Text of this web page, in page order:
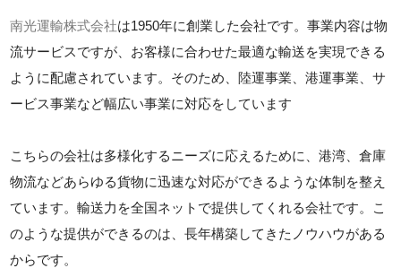
南光運輸株式会社は1950年に創業した会社です。事業内容は物
流サービスですが、お客様に合わせた最適な輸送を実現できる
ように配慮されています。そのため、陸運事業、港運事業、サ
ービス事業など幅広い事業に対応をしています
こちらの会社は多様化するニーズに応えるために、港湾、倉庫
物流などあらゆる貨物に迅速な対応ができるような体制を整え
ています。輸送力を全国ネットで提供してくれる会社です。こ
のような提供ができるのは、長年構築してきたノウハウがある
からです。